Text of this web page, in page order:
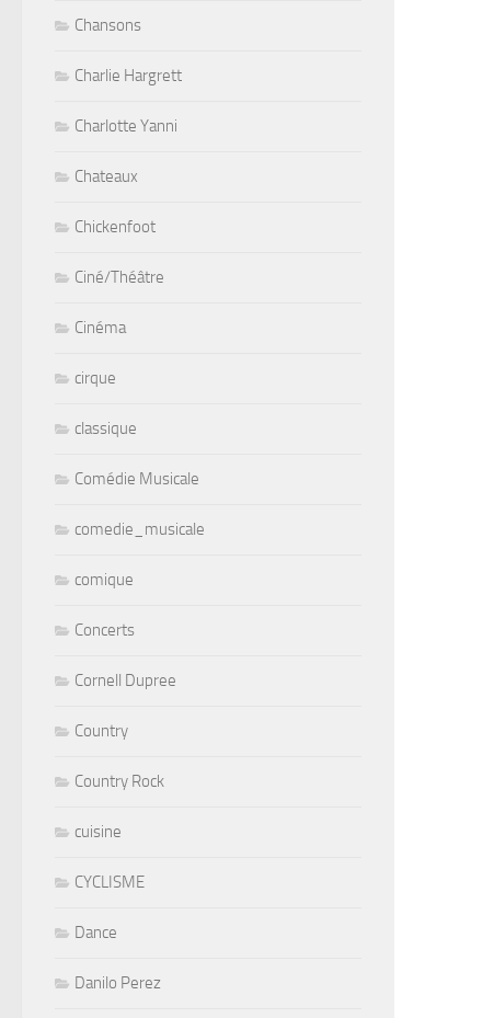
Chansons
Charlie Hargrett
Charlotte Yanni
Chateaux
Chickenfoot
Ciné/Théâtre
Cinéma
cirque
classique
Comédie Musicale
comedie_musicale
comique
Concerts
Cornell Dupree
Country
Country Rock
cuisine
CYCLISME
Dance
Danilo Perez